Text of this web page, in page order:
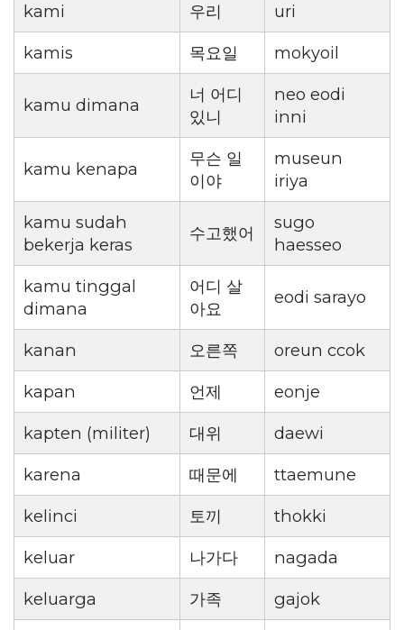
kami
우리
uri
kamis
목요일 mokyoil
kamu dimana
너 어디
있니
neo eodi
inni
kamu kenapa
무슨 일
이야
museun
iriya
kamu sudah
bekerja keras
수고했어
sugo
haesseo
kamu tinggal
dimana
어디 살
아요
eodi sarayo
kanan 오른쪽
oreun ccok
kapan
언제
eonje
kapten (militer)
대위
daewi
karena
때문에
ttaemune
kelinci
토끼
thokki
keluar
나가다
nagada
keluarga
가족 gajok